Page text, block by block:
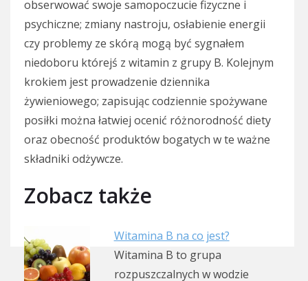
obserwować swoje samopoczucie fizyczne i
psychiczne; zmiany nastroju, osłabienie energii
czy problemy ze skórą mogą być sygnałem
niedoboru którejś z witamin z grupy B. Kolejnym
krokiem jest prowadzenie dziennika
żywieniowego; zapisując codziennie spożywane
posiłki można łatwiej ocenić różnorodność diety
oraz obecność produktów bogatych w te ważne
składniki odżywcze.
Zobacz także
Witamina B na co jest?
Witamina B to grupa
rozpuszczalnych w wodzie